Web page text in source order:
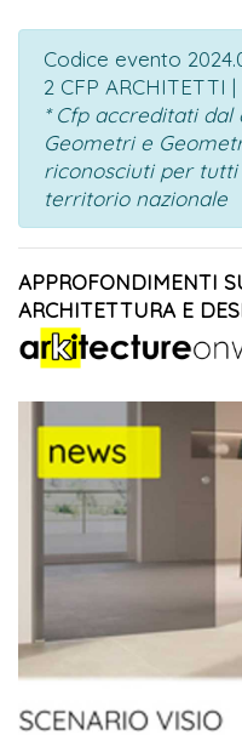
Codice evento
2 CFP ARCHITETTI
* Cfp accreditati
Geometri e
riconosciuti per tutti
territorio nazionale
APPROFONDIMENTI
ARCHITETTURA E